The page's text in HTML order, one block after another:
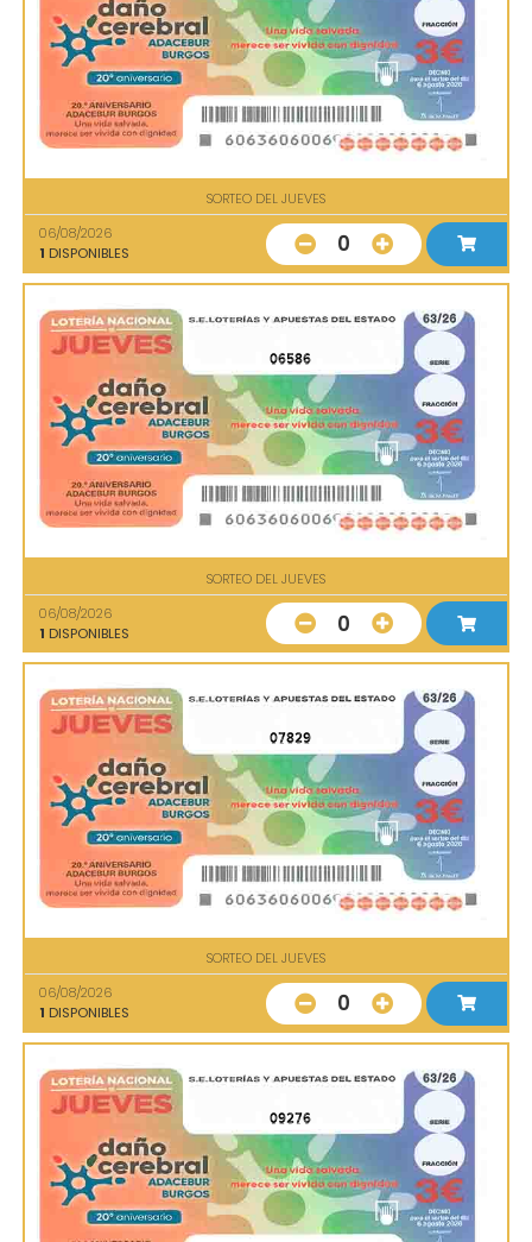
SORTEO DEL JUEVES
06/08/2026
1 DISPONIBLES 0
06586
SORTEO DEL JUEVES
06/08/2026
1 DISPONIBLES 0
07829
SORTEO DEL JUEVES
06/08/2026
1 DISPONIBLES 0
09276